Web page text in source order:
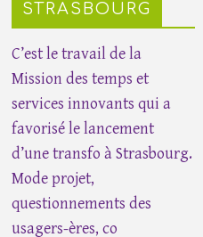
STRASBOURG
C’est le travail de la
Mission des temps et
services innovants qui a
favorisé le lancement
d’une transfo à Strasbourg.
Mode projet,
questionnements des
usagers-ères, co